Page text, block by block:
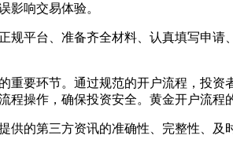
影响交易体验。
平台、准备齐全材料、认真填写申
要环节。通过规范的开户流程，投
操作，确保投资安全。黄金开户流程
供的第三方资讯的准确性、完整性、及